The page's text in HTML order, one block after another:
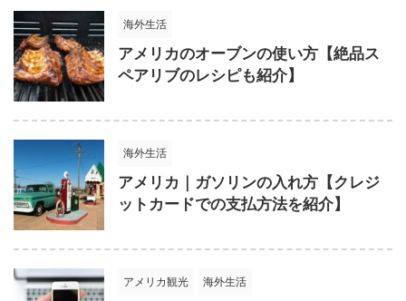
海外生活
アメリカのオーブンの使い方【絶品ス
ペアリブのレシピも紹介】
海外生活
アメリカ｜ガソリンの入れ方【クレジ
ットカードでの支払方法を紹介】
アメリカ観光 海外生活